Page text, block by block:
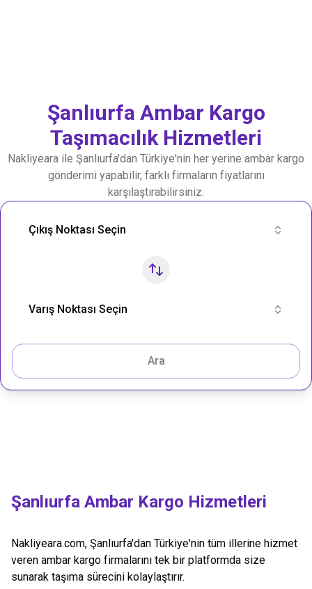
Şanlıurfa Ambar Kargo
Taşımacılık Hizmetleri
Nakliyeara ile Şanlıurfa'dan Türkiye'nin her yerine ambar kargo
gönderimi yapabilir, farklı firmaların fiyatlarını
karşılaştırabilirsiniz.
Nakliye Rotası Ara
Çıkış Noktası Seçin
Varış Noktası Seçin
Ara
Şanlıurfa Ambar Kargo Hizmetleri
Nakliyeara.com, Şanlıurfa'dan Türkiye'nin tüm illerine hizmet
veren ambar kargo firmalarını tek bir platformda size
sunarak taşıma sürecini kolaylaştırır.